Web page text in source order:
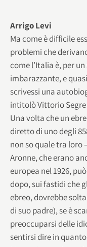
Arrigo Levi
Ma come è difficile
problemi che
come l’Italia è, per
imbarazzante, e
scrivessi una
intitolò Vittorio
Una volta che un
diretto di uno degli
non so quale tra loro
Aronne, che erano
europea nel 1926,
dopo, sui fastidi che
ebreo, dovrebbe
di suo padre), se è
preoccuparsi delle
sentirsi dire in